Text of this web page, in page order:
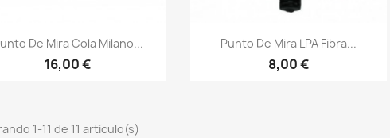
Vista rápida
De Mira Cola Milano...
16,00 €
Vista rápida
Punto De Mira LPA Fibra...
8,00 €
1-11 de 11 artículo(s)